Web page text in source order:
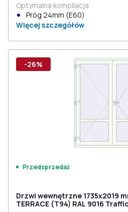
Optymalna kompilacja
Próg 24mm (E60)
Więcej szczegółów
-26%
Przedsprzedaż
Drzwi wewnętrzne 1735x2019
TERRACE (Т94) RAL 9016